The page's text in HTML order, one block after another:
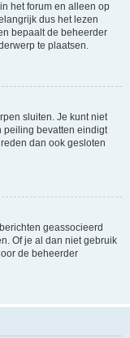
het forum en alleen op
dus het lezen
bepaalt de beheerder
te plaatsen.
sluiten. Je kunt niet
peiling bevatten eindigt
dan ook gesloten
geassocieerd
Of je al dan niet gebruik
de beheerder